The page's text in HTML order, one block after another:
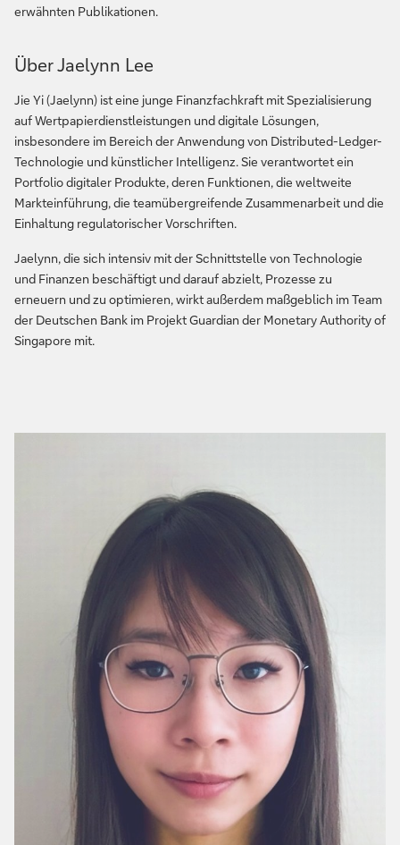
erwähnten Publikationen.
Über Jaelynn Lee
Jie Yi (Jaelynn) ist eine junge Finanzfachkraft mit Spezialisierung
auf Wertpapierdienstleistungen und digitale Lösungen,
insbesondere im Bereich der Anwendung von Distributed-Ledger-
Technologie und künstlicher Intelligenz. Sie verantwortet ein
Portfolio digitaler Produkte, deren Funktionen, die weltweite
Markteinführung, die teamübergreifende Zusammenarbeit und die
Einhaltung regulatorischer Vorschriften.
Jaelynn, die sich intensiv mit der Schnittstelle von Technologie
und Finanzen beschäftigt und darauf abzielt, Prozesse zu
erneuern und zu optimieren, wirkt außerdem maßgeblich im Team
der Deutschen Bank im Projekt Guardian der Monetary Authority of
Singapore mit.